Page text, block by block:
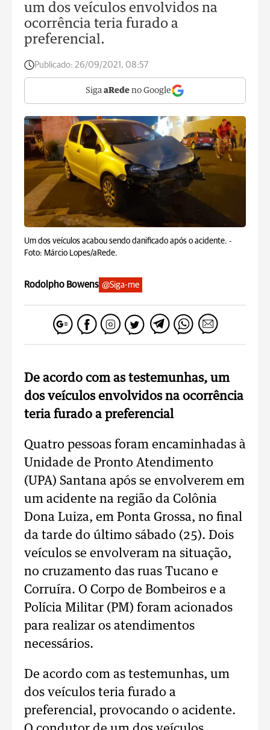
um dos veículos envolvidos na
ocorrência teria furado a
preferencial.
Publicado: 26/09/2021, 08:57
Siga aRede no Google
Um dos veículos acabou sendo danificado após o acidente. -
Foto: Márcio Lopes/aRede.
Rodolpho Bowens @Siga-me
De acordo com as testemunhas, um
dos veículos envolvidos na ocorrência
teria furado a preferencial
Quatro pessoas foram encaminhadas à
Unidade de Pronto Atendimento
(UPA) Santana após se envolverem em
um acidente na região da Colônia
Dona Luiza, em Ponta Grossa, no final
da tarde do último sábado (25). Dois
veículos se envolveram na situação,
no cruzamento das ruas Tucano e
Corruíra. O Corpo de Bombeiros e a
Polícia Militar (PM) foram acionados
para realizar os atendimentos
necessários.
De acordo com as testemunhas, um
dos veículos teria furado a
preferencial, provocando o acidente.